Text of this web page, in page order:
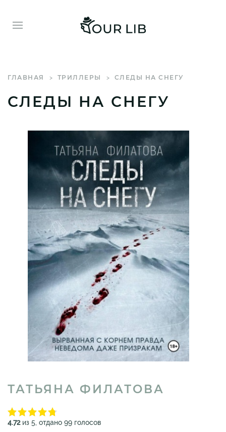
ГЛАВНАЯ ТРИЛЛЕРЫ СЛЕДЫ НА СНЕГУ
СЛЕДЫ НА СНЕГУ
ТАТЬЯНА ФИЛАТОВА
4.72из 5, отдано 99 голосов